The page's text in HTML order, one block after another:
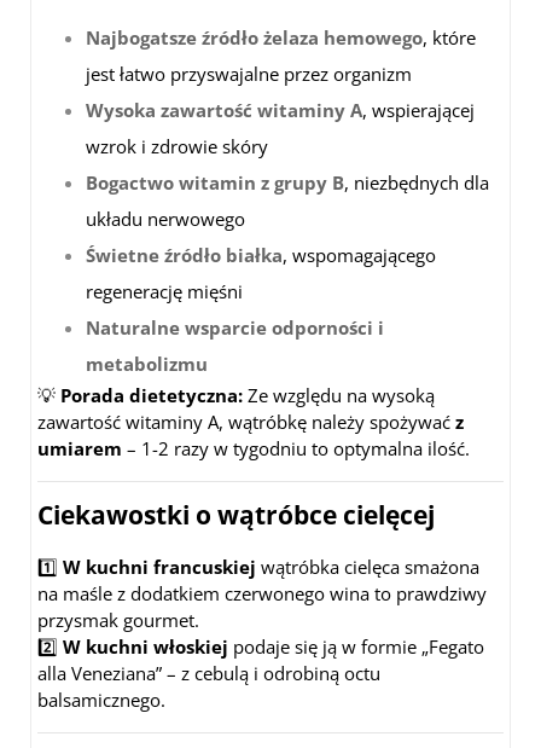
Najbogatsze źródło żelaza hemowego, które
jest łatwo przyswajalne przez organizm
Wysoka zawartość witaminy A, wspierającej
wzrok i zdrowie skóry
Bogactwo witamin z grupy B, niezbędnych dla
układu nerwowego
Świetne źródło białka, wspomagającego
regenerację mięśni
Naturalne wsparcie odporności i
metabolizmu
💡 Porada dietetyczna: Ze względu na wysoką
zawartość witaminy A, wątróbkę należy spożywać z
umiarem – 1-2 razy w tygodniu to optymalna ilość.
Ciekawostki o wątróbce cielęcej
1️⃣ W kuchni francuskiej wątróbka cielęca smażona
na maśle z dodatkiem czerwonego wina to prawdziwy
przysmak gourmet.
2️⃣ W kuchni włoskiej podaje się ją w formie „Fegato
alla Veneziana” – z cebulą i odrobiną octu
balsamicznego.